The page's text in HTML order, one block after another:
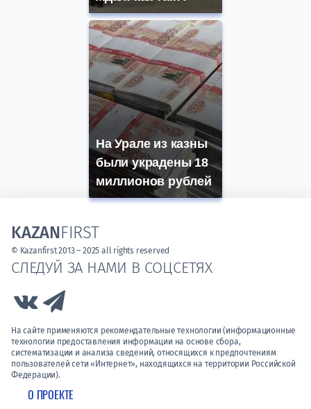
На Урале из казны
были украдены 18
миллионов рублей
О ПРОЕКТЕ
СЛЕДУЙ ЗА НАМИ В СОЦСЕТЯХ
Link to Vk
На сайте применяются рекомендательные технологии (информационные
технологии предоставления информации на основе сбора,
систематизации и анализа сведений, относящихся к предпочтениям
пользователей сети «Интернет», находящихся на территории Российской
Федерации).
KAZANFIRST
© Kazanfirst 2013 – 2025 all rights reserved